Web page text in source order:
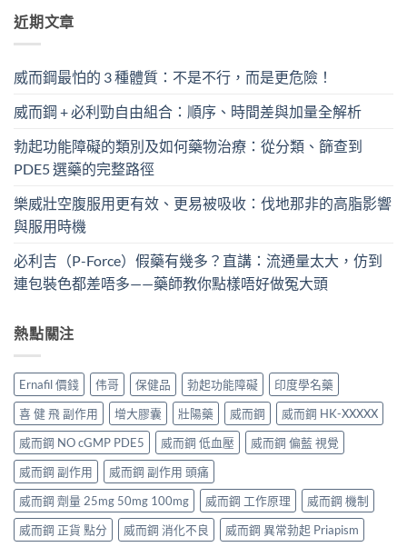
近期文章
威而鋼最怕的 3 種體質：不是不行，而是更危險！
威而鋼 + 必利勁自由組合：順序、時間差與加量全解析
勃起功能障礙的類別及如何藥物治療：從分類、篩查到
PDE5 選藥的完整路徑
樂威壯空腹服用更有效、更易被吸收：伐地那非的高脂影響
與服用時機
必利吉（P-Force）假藥有幾多？直講：流通量太大，仿到
連包裝色都差唔多——藥師教你點樣唔好做冤大頭
熱點關注
Ernafil 價錢 伟哥 保健品 勃起功能障礙
印度學名藥
喜 健 飛 副作用
增大膠囊 壯陽藥 威而鋼
威而鋼 HK-XXXXX
威而鋼 NO cGMP PDE5
威而鋼 低血壓
威而鋼 偏藍 視覺
威而鋼 副作用
威而鋼 副作用 頭痛
威而鋼 劑量 25mg 50mg 100mg
威而鋼 工作原理
威而鋼 機制
威而鋼 正貨 點分
威而鋼 消化不良 威而鋼 異常勃起 Priapism